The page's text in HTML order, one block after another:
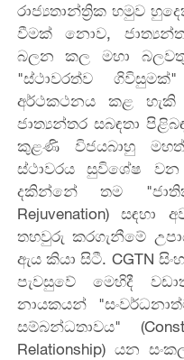
රාජ්‍යතාන්ත්‍රික හමුව
වීමක් නොව,
බලන කල මහා
"ස්ථාවරත්ව ගිවිසුමක්"
අර්ථකථනය කළ හැකි
ජාත්‍යන්තර සබඳතා
කුළණි විජයබාහු
ස්ථාවරය සුවිශේෂ
දකින්නේ තම
Rejuvenation) සඳහා
තහවුරු කරගැනීමේ
ඇය කියා සිටී. CGTN
පැවසුවේ මෙහිදී
නායකයන්
සම්බන්ධතාවය"
Relationship) යන